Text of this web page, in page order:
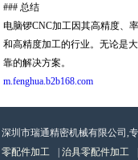
### 总结
电脑锣CNC加工因其高精度、
和高精度加工的行业。无论是
靠的解决方案。
m.fenghua.b2b168.com
深圳市瑞通精密机械有限公司,
零配件加工
治具零配件加工